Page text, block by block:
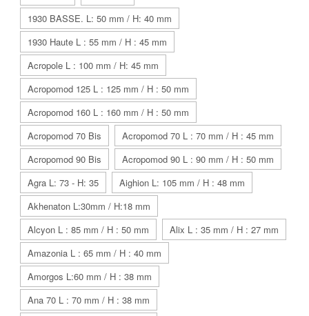
1930 BASSE. L: 50 mm / H: 40 mm
1930 Haute L : 55 mm / H : 45 mm
Acropole L : 100 mm / H: 45 mm
Acropomod 125 L : 125 mm / H : 50 mm
Acropomod 160 L : 160 mm / H : 50 mm
Acropomod 70 Bis
Acropomod 70 L : 70 mm / H : 45 mm
Acropomod 90 Bis
Acropomod 90 L : 90 mm / H : 50 mm
Agra L: 73 - H: 35
Aighion L: 105 mm / H : 48 mm
Akhenaton L:30mm / H:18 mm
Alcyon L : 85 mm / H : 50 mm
Alix L : 35 mm / H : 27 mm
Amazonia L : 65 mm / H : 40 mm
Amorgos L:60 mm / H : 38 mm
Ana 70 L : 70 mm / H : 38 mm